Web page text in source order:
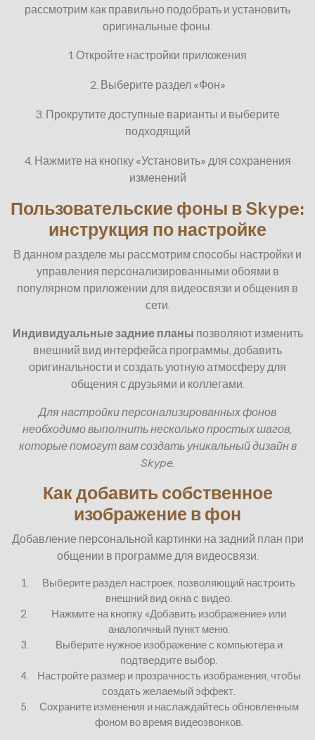
рассмотрим как правильно подобрать и установить
оригинальные фоны.
1. Откройте настройки приложения
2. Выберите раздел «Фон»
3. Прокрутите доступные варианты и выберите
подходящий
4. Нажмите на кнопку «Установить» для сохранения
изменений
Пользовательские фоны в Skype:
инструкция по настройке
В данном разделе мы рассмотрим способы настройки и
управления персонализированными обоями в
популярном приложении для видеосвязи и общения в
сети.
Индивидуальные задние планы позволяют изменить
внешний вид интерфейса программы, добавить
оригинальности и создать уютную атмосферу для
общения с друзьями и коллегами.
Для настройки персонализированных фонов
необходимо выполнить несколько простых шагов,
которые помогут вам создать уникальный дизайн в
Skype.
Как добавить собственное
изображение в фон
Добавление персональной картинки на задний план при
общении в программе для видеосвязи.
Выберите раздел настроек, позволяющий настроить
внешний вид окна с видео.
Нажмите на кнопку «Добавить изображение» или
аналогичный пункт меню.
Выберите нужное изображение с компьютера и
подтвердите выбор.
Настройте размер и прозрачность изображения, чтобы
создать желаемый эффект.
Сохраните изменения и наслаждайтесь обновленным
фоном во время видеозвонков.